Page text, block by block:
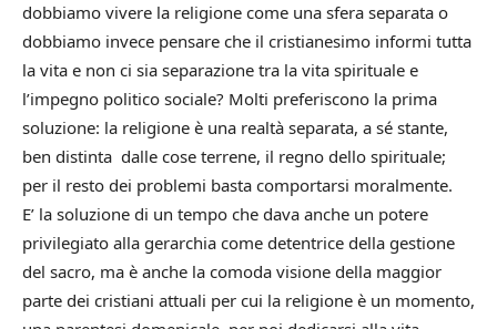
dobbiamo vivere la religione come una sfera separata o
dobbiamo invece pensare che il cristianesimo informi tutta
la vita e non ci sia separazione tra la vita spirituale e
l’impegno politico sociale? Molti preferiscono la prima
soluzione: la religione è una realtà separata, a sé stante,
ben distinta dalle cose terrene, il regno dello spirituale;
per il resto dei problemi basta comportarsi moralmente.
E’ la soluzione di un tempo che dava anche un potere
privilegiato alla gerarchia come detentrice della gestione
del sacro, ma è anche la comoda visione della maggior
parte dei cristiani attuali per cui la religione è un momento,